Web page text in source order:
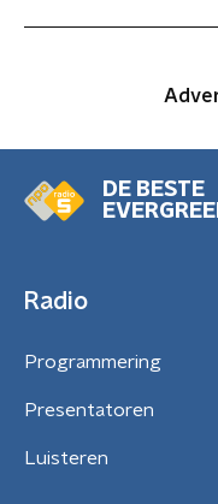
DE BESTE
Radio
Programmering
Presentatoren
Luisteren